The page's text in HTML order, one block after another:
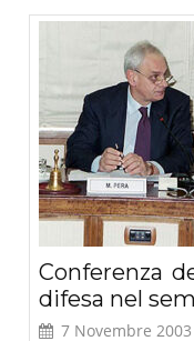
Conferenza
difesa nel
7 Novembre 2003